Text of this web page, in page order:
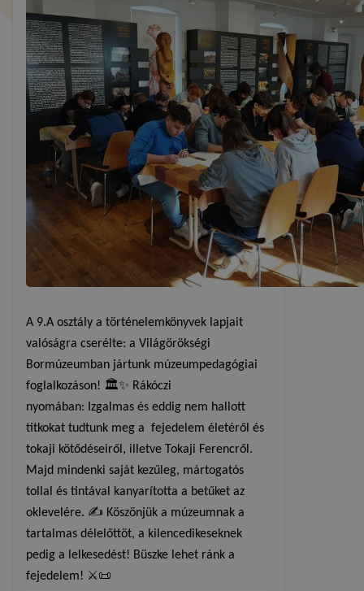
A 9.A osztály a történelemkönyvek lapjait
valóságra cserélte: a Világörökségi
Bormúzeumban jártunk múzeumpedagógiai
foglalkozáson! 🏛️✨ Rákóczi
nyomában: Izgalmas és eddig nem hallott
titkokat tudtunk meg a fejedelem életéről és
tokaji kötődéseiről, illetve Tokaji Ferencről.
Majd mindenki saját kezűleg, mártogatós
tollal és tintával kanyarította a betűket az
oklevelére. ✍️ Köszönjük a múzeumnak a
tartalmas délelőttöt, a kilencedikeseknek
pedig a lelkesedést! Büszke lehet ránk a
fejedelem! ⚔️📜